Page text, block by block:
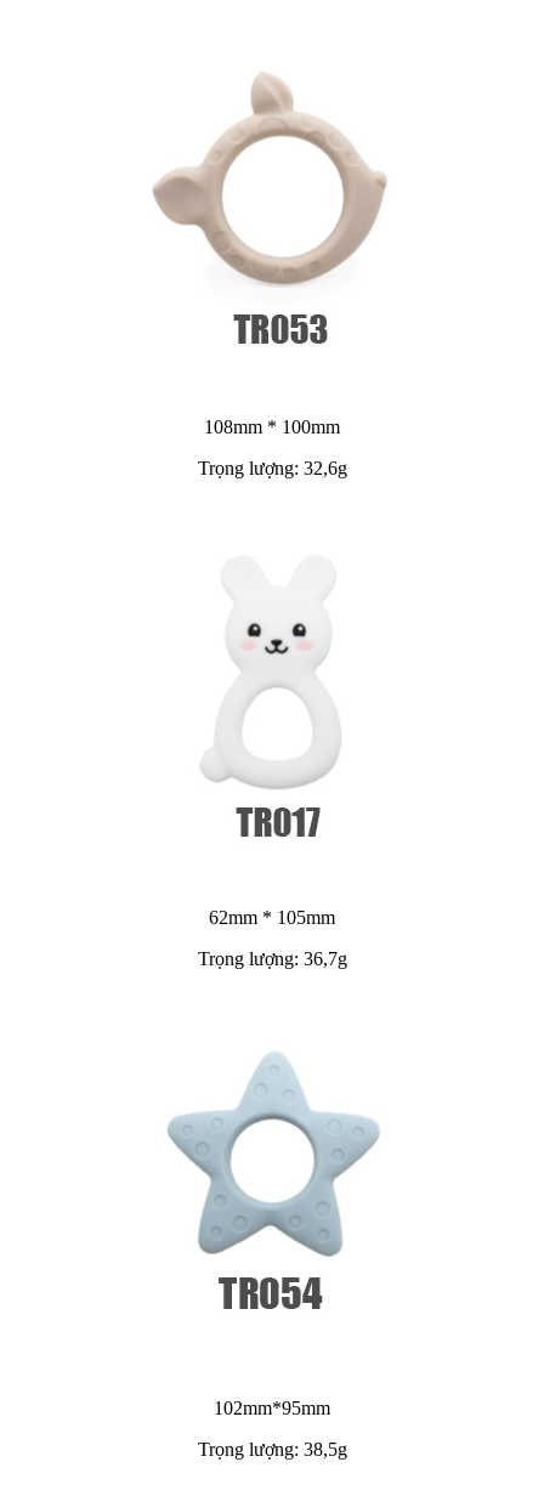
108mm * 100mm
Trọng lượng: 32,6g
62mm * 105mm
Trọng lượng: 36,7g
102mm*95mm
Trọng lượng: 38,5g